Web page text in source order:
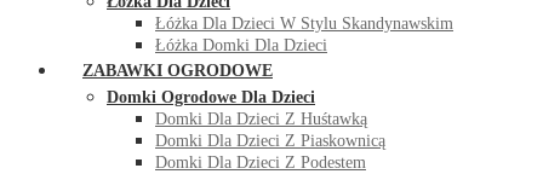
Łóżka Dla Dzieci W Stylu Skandynawskim
Łóżka Domki Dla Dzieci
ZABAWKI OGRODOWE
Domki Ogrodowe Dla Dzieci
Domki Dla Dzieci Z Huśtawką
Domki Dla Dzieci Z Piaskownicą
Domki Dla Dzieci Z Podestem